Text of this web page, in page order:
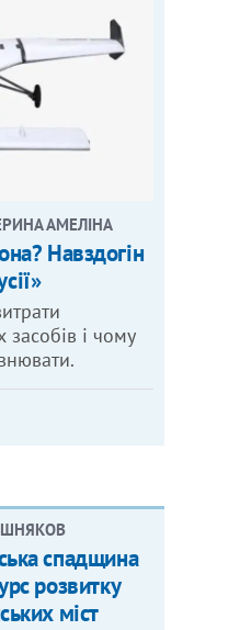
АМЕЛІНА
Навздогін
засобів і чому
спадщина
розвитку
міст